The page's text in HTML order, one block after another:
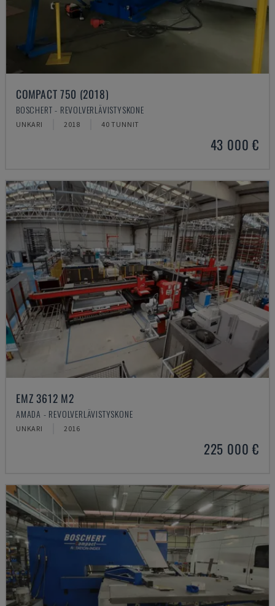
COMPACT 750 (2018)
BOSCHERT - REVOLVERLÄVISTYSKONE
UNKARI 2018 40 TUNNIT
43 000 €
EMZ 3612 M2
AMADA - REVOLVERLÄVISTYSKONE
UNKARI 2016
225 000 €